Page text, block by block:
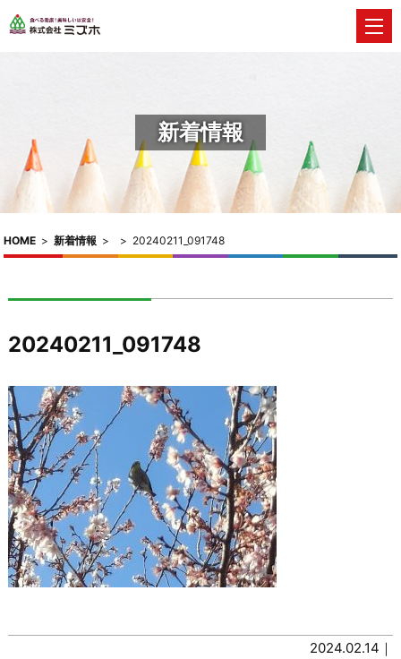
新着情報
HOME > 新着情報 > > 20240211_091748
20240211_091748
2024.02.14｜